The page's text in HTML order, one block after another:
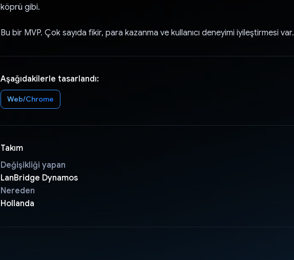
köprü gibi.
Bu bir MVP. Çok sayıda fikir, para kazanma ve kullanıcı deneyimi iyileştirmesi var.
Aşağıdakilerle tasarlandı:
Web/Chrome
Takım
Değişikliği yapan
LanBridge Dynamos
Nereden
Hollanda